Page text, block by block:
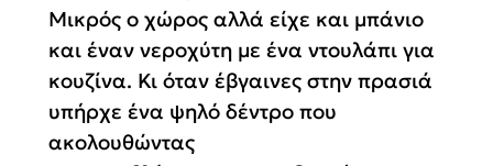
Μικρός ο χώρος αλλά είχε και μπάνιο
και έναν νεροχύτη με ένα ντουλάπι για
κουζίνα. Κι όταν έβγαινες στην πρασιά
υπήρχε ένα ψηλό δέντρο που
ακολουθώντας